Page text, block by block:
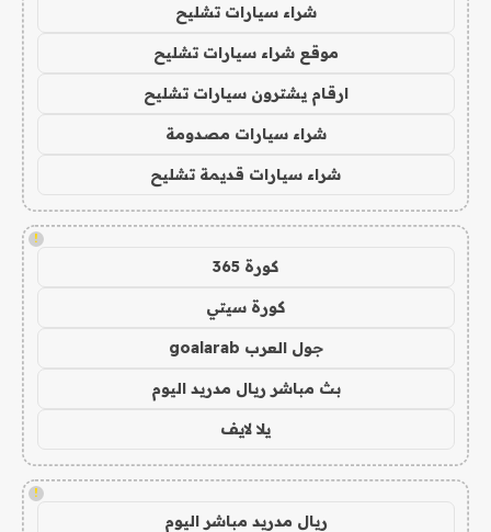
شراء سيارات تشليح
موقع شراء سيارات تشليح
ارقام يشترون سيارات تشليح
شراء سيارات مصدومة
شراء سيارات قديمة تشليح
!
كورة 365
كورة سيتي
جول العرب goalarab
بث مباشر ريال مدريد اليوم
يلا لايف
!
ريال مدريد مباشر اليوم